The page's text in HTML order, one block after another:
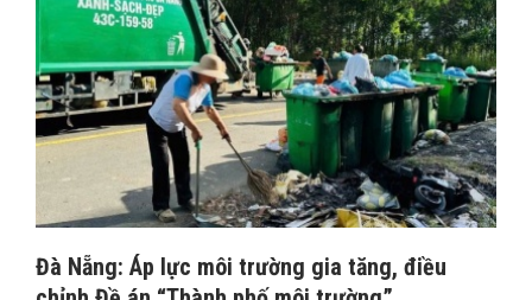
Đà Nẵng: Áp lực môi trường gia tăng, điều